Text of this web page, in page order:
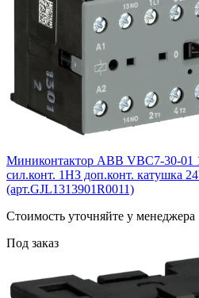
Миниконтактор ABB VBC7-30-
сил.конт. 1НЗ доп.конт. катушка
(арт.GJL1313901R0011)
Cтоимость уточняйте у менеджера
Под заказ